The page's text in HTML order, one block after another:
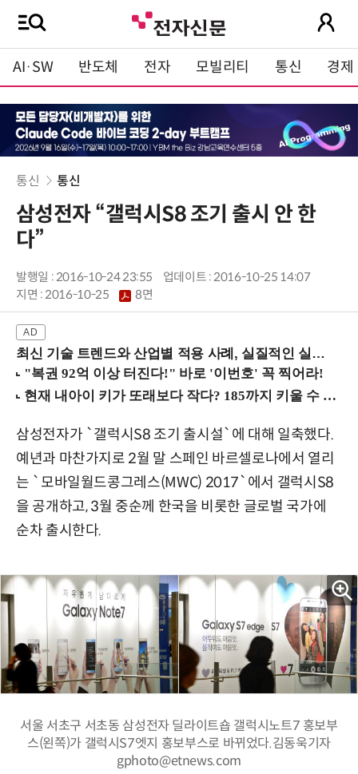
AI·SW 반도체 전자 모빌리티 통신 경제
통신 통신
삼성전자 “갤럭시S8 조기 출시 안 한
다”
발행일 : 2016-10-24 23:55
업데이트 : 2016-10-25 14:07
지면 :2016-10-25 8면
최신 기술 트렌드와 산업별 적용 사례, 실질적인 실행 전략을 공유 (9/18 양재역)
삼성전자가 `갤럭시S8 조기 출시설`에 대해 일축했다.
예년과 마찬가지로 2월 말 스페인 바르셀로나에서 열리
는 `모바일월드콩그레스(MWC) 2017`에서 갤럭시S8
을 공개하고, 3월 중순께 한국을 비롯한 글로벌 국가에
순차 출시한다.
서울 서초구 서초동 삼성전자 딜라이트숍 갤럭시노트7 홍보부
스(왼쪽)가 갤럭시S7엣지 홍보부스로 바뀌었다.김동욱기자
gphoto@etnews.com